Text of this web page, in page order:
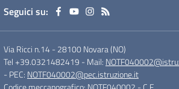
Seguici su:
Via Ricci n.14- 28100 Novara (NO)
Tel +39.0321482419 - Mail:
- PEC: NOTF040002@pec.istruzione.it